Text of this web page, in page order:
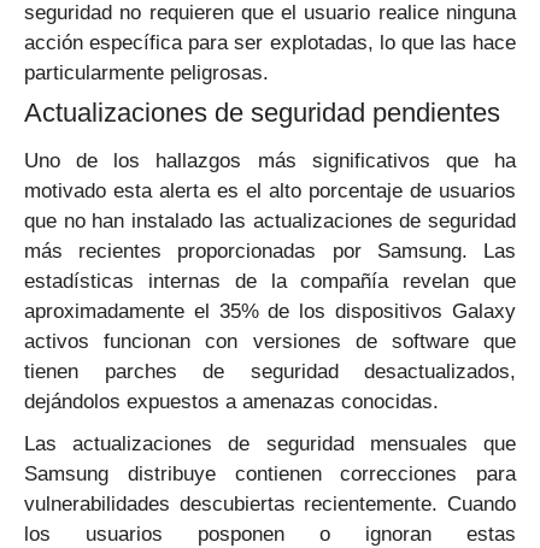
seguridad no requieren que el usuario realice ninguna
acción específica para ser explotadas, lo que las hace
particularmente peligrosas.
Actualizaciones de seguridad pendientes
Uno de los hallazgos más significativos que ha
motivado esta alerta es el alto porcentaje de usuarios
que no han instalado las actualizaciones de seguridad
más recientes proporcionadas por Samsung. Las
estadísticas internas de la compañía revelan que
aproximadamente el 35% de los dispositivos Galaxy
activos funcionan con versiones de software que
tienen parches de seguridad desactualizados,
dejándolos expuestos a amenazas conocidas.
Las actualizaciones de seguridad mensuales que
Samsung distribuye contienen correcciones para
vulnerabilidades descubiertas recientemente. Cuando
los usuarios posponen o ignoran estas